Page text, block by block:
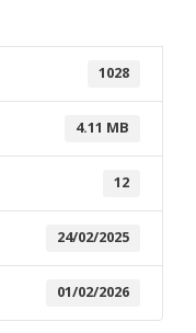
1028
4.11 MB
12
24/02/2025
01/02/2026